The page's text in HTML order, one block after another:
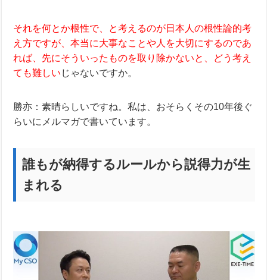
それを何とか根性で、と考えるのが日本人の根性論的考
え方ですが、本当に大事なことや人を大切にするのであ
れば、先にそういったものを取り除かないと、どう考え
ても難しい じゃないですか。
勝亦：素晴らしいですね。私は、おそらくその10年後ぐ
らいにメルマガで書いています。
誰もが納得するルールから説得力が生
まれる